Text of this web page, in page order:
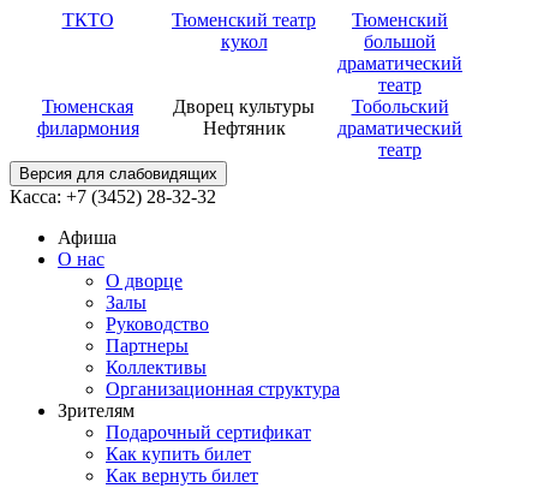
ТКТО
Тюменский театр
кукол
Тюменский
большой
драматический
театр
Тюменская
филармония
Дворец культуры
Нефтяник
Тобольский
драматический
театр
Версия для слабовидящих
Касса: +7 (3452) 28-32-32
Афиша
О нас
О дворце
Залы
Руководство
Партнеры
Коллективы
Организационная структура
Зрителям
Подарочный сертификат
Как купить билет
Как вернуть билет